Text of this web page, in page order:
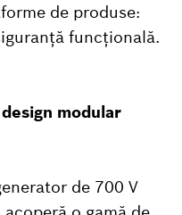
de produse:
funcțională.
modular
de 700 V